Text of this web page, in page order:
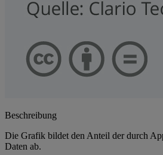
Beschreibung
Die Grafik bildet den Anteil der durch
Daten ab.